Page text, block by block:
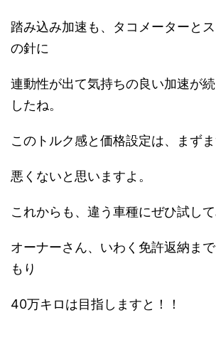
踏み込み加速も、タコメーターと
の針に
連動性が出て気持ちの良い加速が
したね。
このトルク感と価格設定は、まずま
悪くないと思いますよ。
これからも、違う車種にぜひ試して
オーナーさん、いわく免許返納ま
もり
40万キロは目指しますと！！